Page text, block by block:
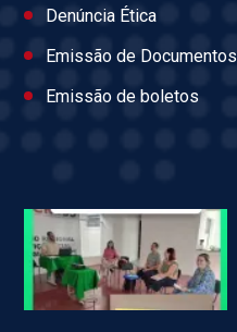
Denúncia Ética
Emissão de Documentos
Emissão de boletos